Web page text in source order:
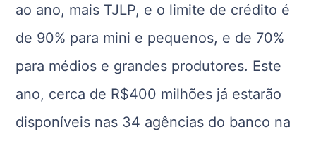
ao ano, mais TJLP, e o limite de crédito é
de 90% para mini e pequenos, e de 70%
para médios e grandes produtores. Este
ano, cerca de R$400 milhões já estarão
disponíveis nas 34 agências do banco na